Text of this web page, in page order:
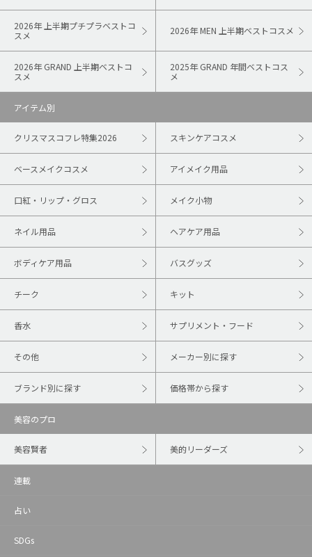
2026年 上半期プチプラベストコ
スメ
2026年 MEN 上半期ベストコスメ
2026年 GRAND 上半期ベストコ
スメ
2025年 GRAND 年間ベストコス
メ
アイテム別
クリスマスコフレ特集2026 スキンケアコスメ
ベースメイクコスメ アイメイク用品
口紅・リップ・グロス メイク小物
ネイル用品 ヘアケア用品
ボディケア用品 バスグッズ
チーク キット
香水 サプリメント・フード
その他 メーカー別に探す
ブランド別に探す 価格帯から探す
美容のプロ
美容賢者 美的リーダーズ
連載
占い
SDGs